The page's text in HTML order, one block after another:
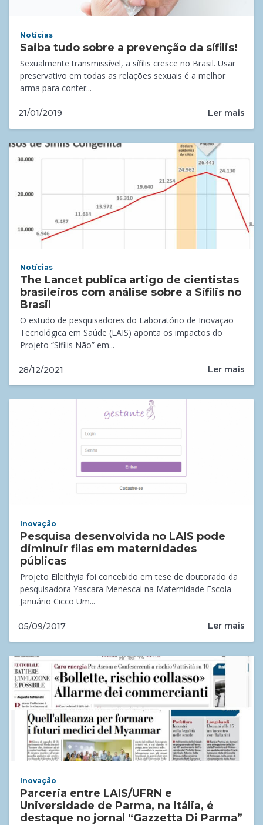
Notícias
Saiba tudo sobre a prevenção da sífilis!
Sexualmente transmissível, a sífilis cresce no Brasil. Usar
preservativo em todas as relações sexuais é a melhor
arma para conter...
21/01/2019 Ler mais
Notícias
The Lancet publica artigo de cientistas
brasileiros com análise sobre a Sífilis no
Brasil
O estudo de pesquisadores do Laboratório de Inovação
Tecnológica em Saúde (LAIS) aponta os impactos do
Projeto “Sífilis Não” em...
28/12/2021 Ler mais
Inovação
Pesquisa desenvolvida no LAIS pode
diminuir filas em maternidades
públicas
Projeto Eileithyia foi concebido em tese de doutorado da
pesquisadora Yascara Menescal na Maternidade Escola
Januário Cicco Um...
05/09/2017 Ler mais
Inovação
Parceria entre LAIS/UFRN e
Universidade de Parma, na Itália, é
destaque no jornal “Gazzetta Di Parma”